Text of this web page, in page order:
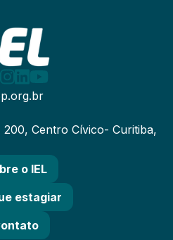
200, Centro Cívico- Curitiba,
o IEL
estagiar